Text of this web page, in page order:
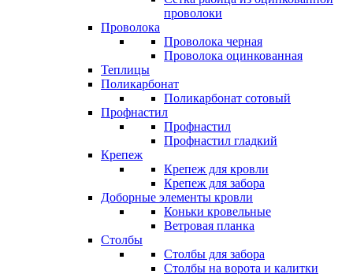
проволоки
Проволока
Проволока черная
Проволока оцинкованная
Теплицы
Поликарбонат
Поликарбонат сотовый
Профнастил
Профнастил
Профнастил гладкий
Крепеж
Крепеж для кровли
Крепеж для забора
Доборные элементы кровли
Коньки кровельные
Ветровая планка
Столбы
Столбы для забора
Столбы на ворота и калитки